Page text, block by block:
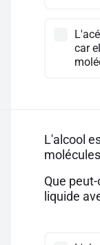
car
L'alcool
Que
liquide